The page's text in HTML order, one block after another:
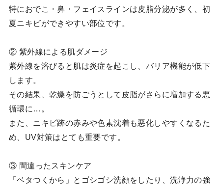
特におでこ・鼻・フェイスラインは皮脂分泌が多く、初
夏ニキビができやすい部位です。
② 紫外線による肌ダメージ
紫外線を浴びると肌は炎症を起こし、バリア機能が低下
します。
その結果、乾燥を防ごうとして皮脂がさらに増加する悪
循環に…。
また、ニキビ跡の赤みや色素沈着も悪化しやすくなるた
め、UV対策はとても重要です。
③ 間違ったスキンケア
「ベタつくから」とゴシゴシ洗顔をしたり、洗浄力の強